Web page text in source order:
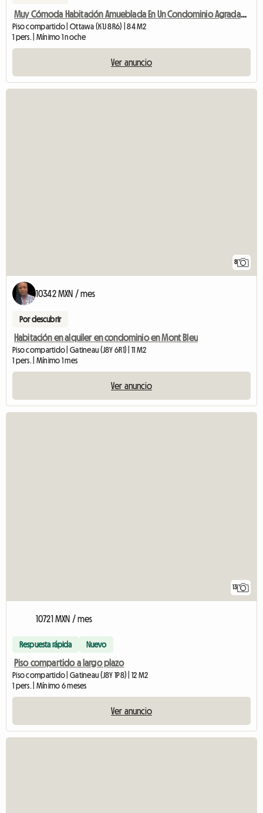
Muy Cómoda Habitación Amueblada En Un Condominio Agradable
Piso compartido | Ottawa (K1J 8R6) | 84 M2
1 pers. | Mínimo 1 noche
Ver anuncio
8
10342 MXN / mes
Por descubrir
Habitación en alquiler en condominio en Mont Bleu
Piso compartido | Gatineau (J8Y 6R1) | 11 M2
1 pers. | Mínimo 1 mes
Ver anuncio
13
10721 MXN / mes
Respuesta rápida Nuevo
Piso compartido a largo plazo
Piso compartido | Gatineau (J8Y 1P8) | 12 M2
1 pers. | Mínimo 6 meses
Ver anuncio